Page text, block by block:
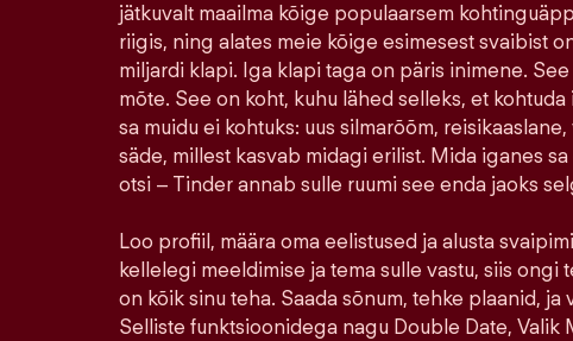
jätkuvalt maailma kõige populaarsem
riigis, ning alates meie kõige esimesest svaibist
miljardi klapi. Iga klapi taga on päris inimene.
mõte. See on koht, kuhu lähed selleks, et
sa muidu ei kohtuks: uus silmarõõm,
säde, millest kasvab midagi erilist. Mida iganes
otsi – Tinder annab sulle ruumi see enda jaoks
Loo profiil, määra oma eelistused ja alusta
kellelegi meeldimise ja tema sulle vastu, siis ongi
on kõik sinu teha. Saada sõnum, tehke plaanid, ja
Selliste funktsioonidega nagu Double Date, Valik